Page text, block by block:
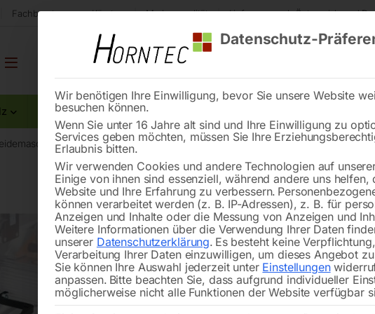
Fachberatung aus Kärnten Markenqualität Lieferung nach Österreich und
Metall Reinigung
Handgriff bei Motor (zum Eintauchen)
🔍
für SUPREME / PRIME
Datenschutz-
Wir benötigen Ihre Einwilligung, bevor Sie unsere Website
besuchen können.
Wenn Sie unter 16 Jahre alt sind und Ihre Einwilligung zu
Services geben möchten, müssen Sie Ihre
Erlaubnis bitten.
Wir verwenden Cookies und andere Technologien auf
Einige von ihnen sind essenziell, während andere uns helfen,
Website und Ihre Erfahrung zu verbessern.
können verarbeitet werden (z. B. IP-Adressen), z. B. für
Anzeigen und Inhalte oder die Messung von Anzeigen und
Weitere Informationen über die Verwendung Ihrer Daten
unserer Datenschutzerklärung. Es besteht keine
Verarbeitung Ihrer Daten einzuwilligen, um dieses Angebot
Sie können Ihre Auswahl jederzeit unter Einstellungen
anpassen. Bitte beachten Sie, dass aufgrund individueller
möglicherweise nicht alle Funktionen der Website verfügbar